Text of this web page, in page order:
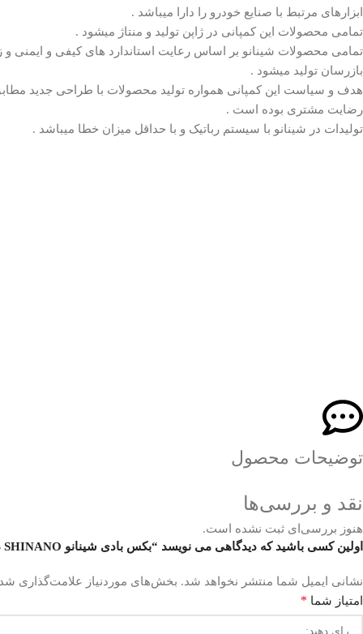
ابزارهای مرتبط با صنایع خودرو را دارا میباشد .
تمامی محصولات این کمپانی در ژاپن تولید و منتاژ میشود .
تمامی محصولات شینانو بر اساس رعایت استاندارد های کیفی و
بازرسان تولید میشود .
هدف و سیاست این کمپانی همواره تولید محصولات با طراحی جدید
رضایت مشتری بوده است .
تولیدات در شینانو با سیستم رباتیک و با حداقل میزان خطا میباشد .
توضیحات محصول
نقد و بررسی‌ها
هنوز بررسی‌ای ثبت نشده است.
اولین کسی باشید که دیدگاهی می نویسد “بکس بادی شینانو SHINANO درایو 3/4 مدل SI-1550SR”
نشانی ایمیل شما منتشر نخواهد شد. بخش‌های موردنیاز علامت‌گذاری
امتیاز شما *